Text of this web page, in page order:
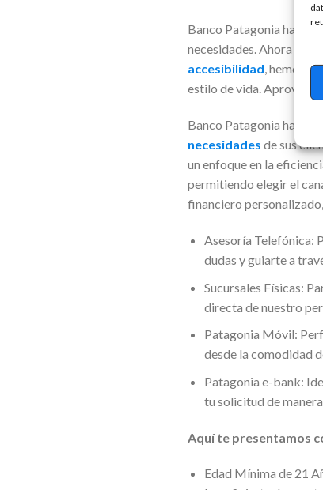
Banco Patagonia ha
necesidades. Ahora
accesibilidad, hemos
estilo de vida.
Banco Patagonia ha
necesidades de sus
un enfoque en la
permitiendo elegir el
financiero
Asesoría Telefónica:
dudas y guiarte a
Sucursales Físicas:
directa de nuestro
Patagonia Móvil:
desde la comodidad
Patagonia e-bank:
tu solicitud de
Aquí te presentamos
Edad Mínima de 21